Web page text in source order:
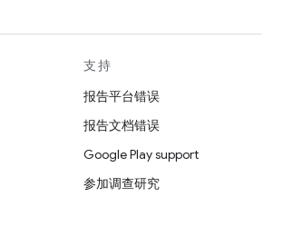
支持
报告平台错误
报告文档错误
Google Play support
参加调查研究